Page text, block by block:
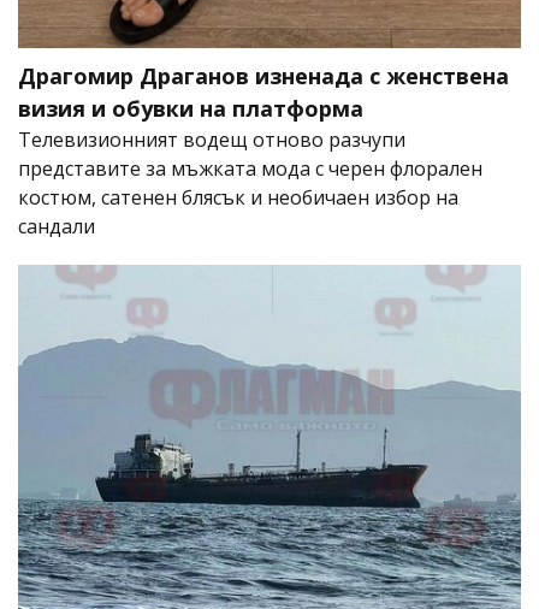
Драгомир Драганов изненада с женствена
визия и обувки на платформа
Телевизионният водещ отново разчупи
представите за мъжката мода с черен флорален
костюм, сатенен блясък и необичаен избор на
сандали